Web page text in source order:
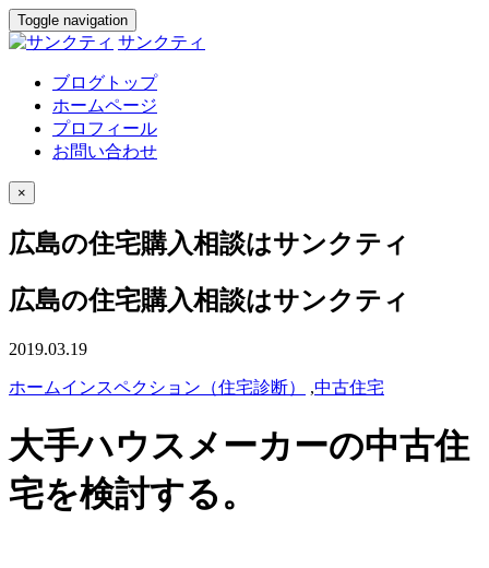
Toggle navigation
サンクティ
ブログトップ
ホームページ
プロフィール
お問い合わせ
×
広島の住宅購入相談はサンクティ
広島の住宅購入相談はサンクティ
2019.03.19
ホームインスペクション（住宅診断） ,中古住宅
大手ハウスメーカーの中古住
宅を検討する。